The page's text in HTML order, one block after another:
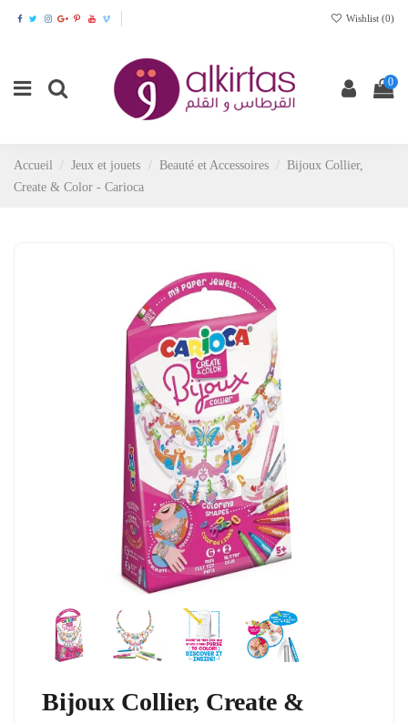
Wishlist (0)
0
Accueil Jeux et jouets Beauté et Accessoires
Bijoux Collier,
Create & Color - Carioca
Bijoux Collier, Create &